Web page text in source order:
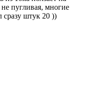
пугливая, многие
сразу штук 20 ))